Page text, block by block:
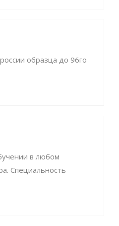
образца до 96го
в любом
Специальность